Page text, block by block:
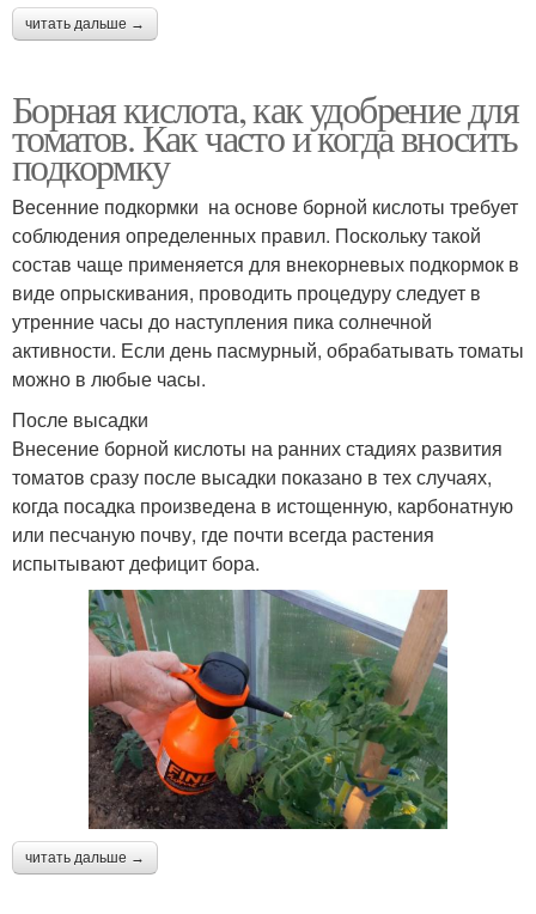
читать дальше →
Борная кислота, как удобрение для
томатов. Как часто и когда вносить
подкормку
Весенние подкормки на основе борной кислоты требует
соблюдения определенных правил. Поскольку такой
состав чаще применяется для внекорневых подкормок в
виде опрыскивания, проводить процедуру следует в
утренние часы до наступления пика солнечной
активности. Если день пасмурный, обрабатывать томаты
можно в любые часы.
После высадки
Внесение борной кислоты на ранних стадиях развития
томатов сразу после высадки показано в тех случаях,
когда посадка произведена в истощенную, карбонатную
или песчаную почву, где почти всегда растения
испытывают дефицит бора.
читать дальше →